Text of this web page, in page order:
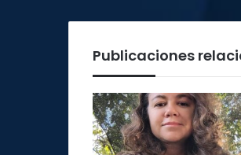
Publicaciones